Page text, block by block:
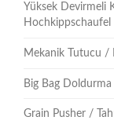
Yüksek Devirmeli
Hochkippschaufel
Mekanik Tutucu /
Big Bag Doldurma
Grain Pusher /